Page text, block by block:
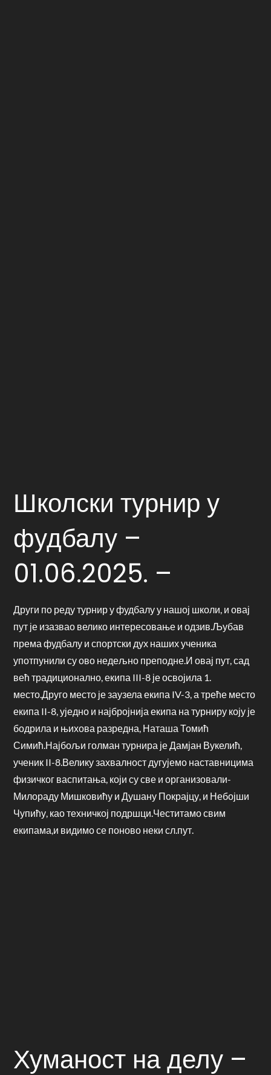
Школски турнир у
фудбалу –
01.06.2025. –
Други по реду турнир у фудбалу у нашој школи, и овај
пут је изазвао велико интересовање и одзив.Љубав
према фудбалу и спортски дух наших ученика
употпунили су ово недељно преподне.И овај пут, сад
већ традиционално, екипа III-8 је освојила 1.
место.Друго место је заузела екипа IV-3, а треће место
екипа II-8, уједно и најбројнија екипа на турниру коју је
бодрила и њихова разредна, Наташа Томић
Симић.Најбољи голман турнира је Дамјан Вукелић,
ученик II-8.Велику захвалност дугујемо наставницима
физичког васпитања, који су све и организовали-
Милораду Мишковићу и Душану Покрајцу, и Небојши
Чупићу, као техничкој подршци.Честитамо свим
екипама,и видимо се поново неки сл.пут.
Хуманост на делу –